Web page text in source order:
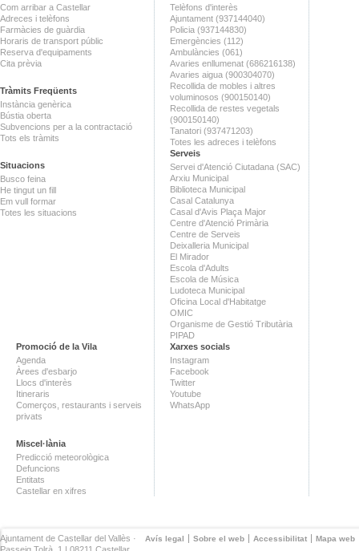
Com arribar a Castellar
Adreces i telèfons
Farmàcies de guàrdia
Horaris de transport públic
Reserva d'equipaments
Cita prèvia
Tràmits Freqüents
Instància genèrica
Bústia oberta
Subvencions per a la contractació
Tots els tràmits
Situacions
Busco feina
He tingut un fill
Em vull formar
Totes les situacions
Telèfons d'interès
Ajuntament (937144040)
Policia (937144830)
Emergències (112)
Ambulàncies (061)
Avaries enllumenat (686216138)
Avaries aigua (900304070)
Recollida de mobles i altres
voluminosos (900150140)
Recollida de restes vegetals
(900150140)
Tanatori (937471203)
Totes les adreces i telèfons
Serveis
Servei d'Atenció Ciutadana (SAC)
Arxiu Municipal
Biblioteca Municipal
Casal Catalunya
Casal d'Avis Plaça Major
Centre d'Atenció Primària
Centre de Serveis
Deixalleria Municipal
El Mirador
Escola d'Adults
Escola de Música
Ludoteca Municipal
Oficina Local d'Habitatge
OMIC
Organisme de Gestió Tributària
PIPAD
Promoció de la Vila
Agenda
Àrees d'esbarjo
Llocs d'interès
Itineraris
Comerços, restaurants i serveis
privats
Miscel·lània
Predicció meteorològica
Defuncions
Entitats
Castellar en xifres
Xarxes socials
Instagram
Facebook
Twitter
Youtube
WhatsApp
Avís legal Sobre el web Accessibilitat Mapa web
Ajuntament de Castellar del Vallès ·